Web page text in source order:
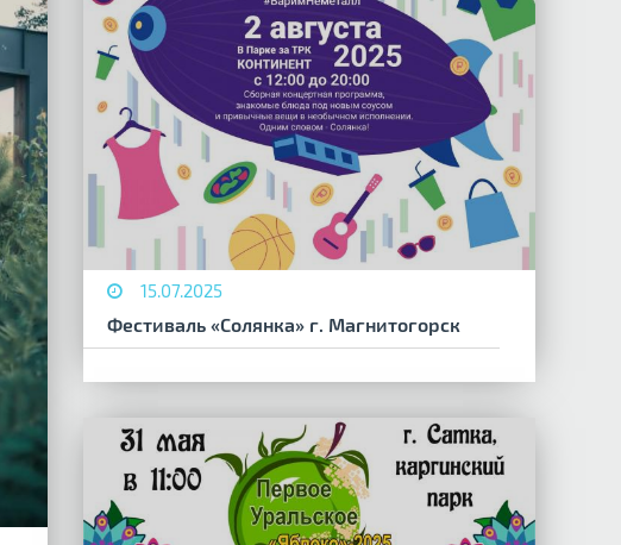
15.07.2025
Фестиваль «Солянка» г. Магнитогорск